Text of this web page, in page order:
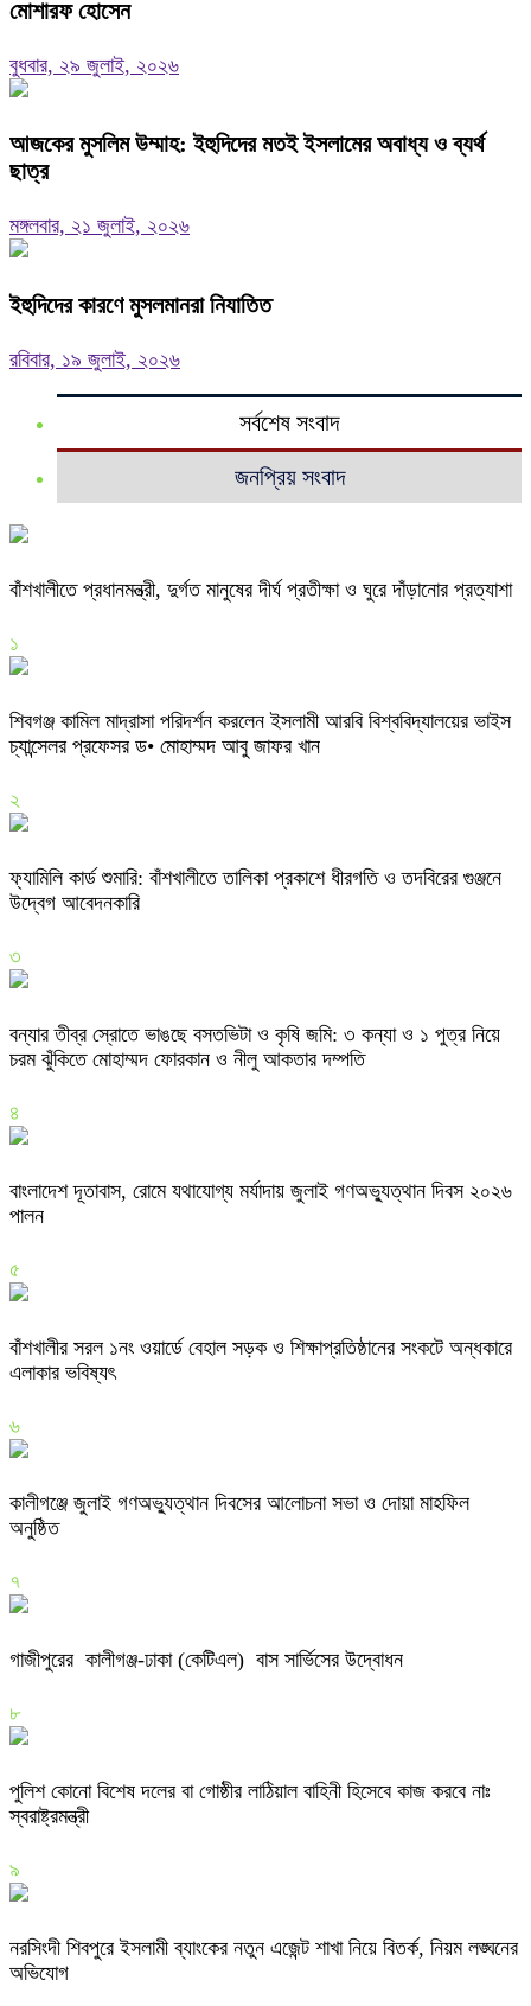
মোশারফ হোসেন
বুধবার, ২৯ জুলাই, ২০২৬
আজকের মুসলিম উম্মাহ: ইহুদিদের মতই ইসলামের অবাধ্য ও ব্যর্থ
ছাত্র
মঙ্গলবার, ২১ জুলাই, ২০২৬
ইহুদিদের কারণে মুসলমানরা নিযাতিত
রবিবার, ১৯ জুলাই, ২০২৬
সর্বশেষ সংবাদ
জনপ্রিয় সংবাদ
বাঁশখালীতে প্রধানমন্ত্রী, দুর্গত মানুষের দীর্ঘ প্রতীক্ষা ও ঘুরে দাঁড়ানোর প্রত্যাশা
১
শিবগঞ্জ কামিল মাদ্রাসা পরিদর্শন করলেন ইসলামী আরবি বিশ্ববিদ্যালয়ের ভাইস
চ্যান্সেলর প্রফেসর ড• মোহাম্মদ আবু জাফর খান
২
ফ্যামিলি কার্ড শুমারি: বাঁশখালীতে তালিকা প্রকাশে ধীরগতি ও তদবিরের গুঞ্জনে
উদ্বেগ আবেদনকারি
৩
বন্যার তীব্র স্রোতে ভাঙছে বসতভিটা ও কৃষি জমি: ৩ কন্যা ও ১ পুত্র নিয়ে
চরম ঝুঁকিতে মোহাম্মদ ফোরকান ও নীলু আকতার দম্পতি
৪
বাংলাদেশ দূতাবাস, রোমে যথাযোগ্য মর্যাদায় জুলাই গণঅভ্যুত্থান দিবস ২০২৬
পালন
৫
বাঁশখালীর সরল ১নং ওয়ার্ডে বেহাল সড়ক ও শিক্ষাপ্রতিষ্ঠানের সংকটে অন্ধকারে
এলাকার ভবিষ্যৎ
৬
কালীগঞ্জে জুলাই গণঅভ্যুত্থান দিবসের আলোচনা সভা ও দোয়া মাহফিল
অনুষ্ঠিত
৭
গাজীপুরের কালীগঞ্জ-ঢাকা (কেটিএল) বাস সার্ভিসের উদ্বোধন
৮
পুলিশ কোনো বিশেষ দলের বা গোষ্ঠীর লাঠিয়াল বাহিনী হিসেবে কাজ করবে নাঃ
স্বরাষ্ট্রমন্ত্রী
৯
নরসিংদী শিবপুরে ইসলামী ব্যাংকের নতুন এজেন্ট শাখা নিয়ে বিতর্ক, নিয়ম লঙ্ঘনের
অভিযোগ